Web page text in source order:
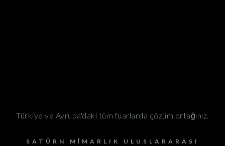
Türkiye ve Avrupa'daki tüm fuarlarda çözüm ortağınız.
SATÜRN MIMARLIK ULUSLARARASI